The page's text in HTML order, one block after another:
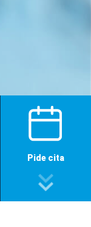
Pide cita